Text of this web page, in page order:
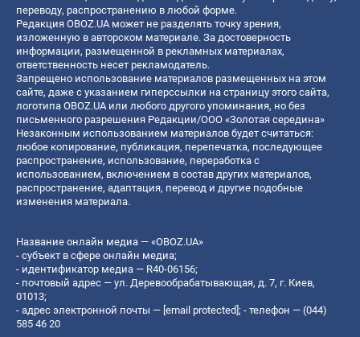
переводу, распространению в любой форме.
Редакция OBOZ.UA может не разделять точку зрения,
изложенную в авторском материале. За достоверность
информации, размещенной в рекламных материалах,
ответственность несет рекламодатель.
Запрещено использование материалов размещенных на этом
сайте, даже с указанием гиперссылки на страницу этого сайта,
логотипа OBOZ.UA или любого другого упоминания, но без
письменного разрешения Редакции/ООО «Золотая середина»
Незаконным использованием материалов будет считаться:
любое копирование, публикация, перепечатка, последующее
распространение, использование, переработка с
использованием, включением в состав других материалов,
распространение, адаптация, перевод и другие подобные
изменения материала.
Название онлайн медиа — «OBOZ.UA»
- субъект в сфере онлайн медиа;
- идентификатор медиа — R40-06156;
- почтовый адрес — ул. Деревообрабатывающая, д. 7, г. Киев,
01013;
- адрес электронной почты — [email protected] ; - телефон — (044)
585 46 20